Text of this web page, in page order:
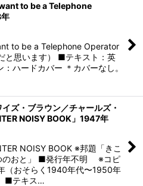
to be a Telephone
to be a Telephone Operator
と思います） ■テキスト：英
ハードカバー ＊カバーなし。
ズ・ブラウン／チャールズ・
NOISY BOOK」1947年
NOISY BOOK ※邦題「きこ
のおと」 ■発行年不明 ※コピ
（おそらく1940年代〜1950年
■テキス…